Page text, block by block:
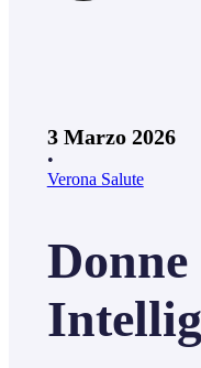
3 Marzo 2026
•
Verona Salute